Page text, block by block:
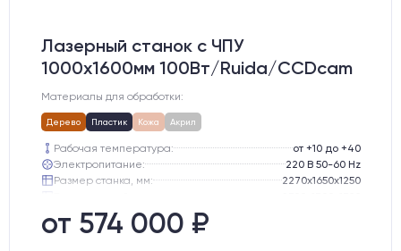
Лазерный станок c ЧПУ
1000х1600мм 100Вт/Ruida/CCDcam
Материалы для обработки:
Дерево Пластик Кожа Акрил
Рабочая температура:
от +10 до +40
Электропитание:
220 В 50-60 Hz
Размер станка, мм:
2270х1650х1250
Вес брутто:
Шаговые двигатели:
от 574 000 ₽